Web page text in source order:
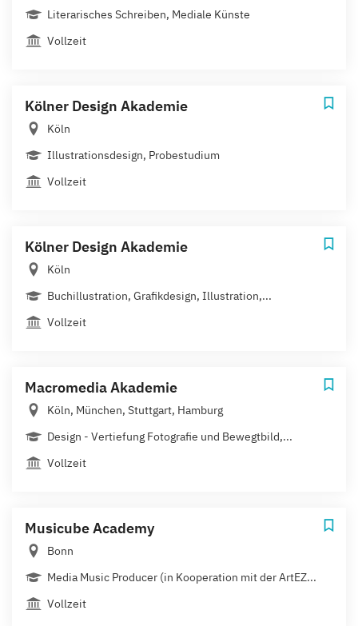
Literarisches Schreiben, Mediale Künste
Vollzeit
Kölner Design Akademie
Köln
Illustrationsdesign, Probestudium
Vollzeit
Kölner Design Akademie
Köln
Buchillustration, Grafikdesign, Illustration,...
Vollzeit
Macromedia Akademie
Köln, München, Stuttgart, Hamburg
Design - Vertiefung Fotografie und Bewegtbild,...
Vollzeit
Musicube Academy
Bonn
Media Music Producer (in Kooperation mit der ArtEZ...
Vollzeit